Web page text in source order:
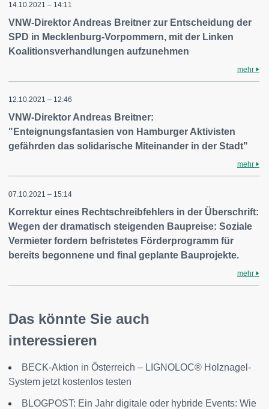
14.10.2021 – 14:11
VNW-Direktor Andreas Breitner zur Entscheidung der
SPD in Mecklenburg-Vorpommern, mit der Linken
Koalitionsverhandlungen aufzunehmen
mehr
12.10.2021 – 12:46
VNW-Direktor Andreas Breitner:
"Enteignungsfantasien von Hamburger Aktivisten
gefährden das solidarische Miteinander in der Stadt"
mehr
07.10.2021 – 15:14
Korrektur eines Rechtschreibfehlers in der Überschrift:
Wegen der dramatisch steigenden Baupreise: Soziale
Vermieter fordern befristetes Förderprogramm für
bereits begonnene und final geplante Bauprojekte.
mehr
Das könnte Sie auch
interessieren
BECK-Aktion in Österreich – LIGNOLOC® Holznagel-
System jetzt kostenlos testen
BLOGPOST: Ein Jahr digitale oder hybride Events: Wie